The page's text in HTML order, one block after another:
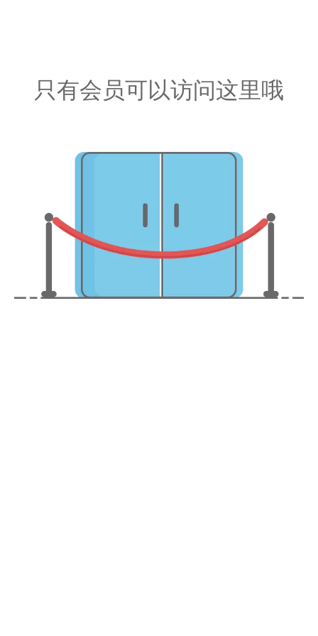
只有会员可以访问这里哦